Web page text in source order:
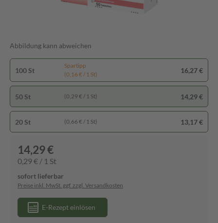
Abbildung kann abweichen
100 St
Spartipp
(0,16 € / 1 St)
16,27 €
50 St (0,29 € / 1 St) 14,29 €
20 St (0,66 € / 1 St) 13,17 €
14,29 €
0,29 € / 1 St
sofort lieferbar
Preise inkl. MwSt. ggf. zzgl. Versandkosten
E-Rezept einlösen